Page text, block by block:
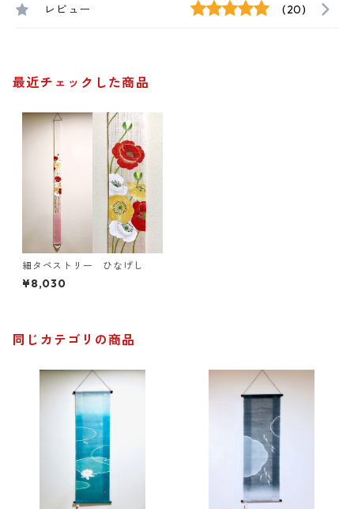
レビュー (20)
最近チェックした商品
細タペストリー ひなげし
¥8,030
同じカテゴリの商品